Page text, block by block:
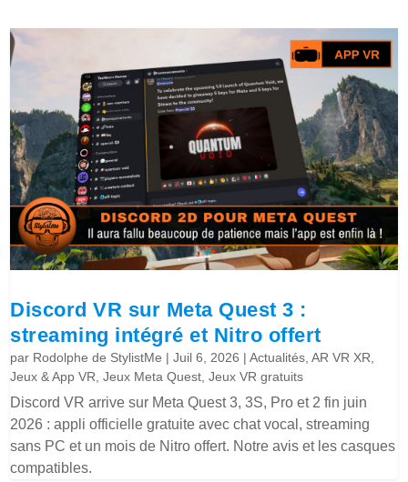
Discord VR sur Meta Quest 3 :
streaming intégré et Nitro offert
par Rodolphe de StylistMe |Juil 6, 2026 |Actualités,AR VR XR,
Jeux & App VR,Jeux Meta Quest,Jeux VR gratuits
Discord VR arrive sur Meta Quest 3, 3S, Pro et 2 fin juin
2026 : appli officielle gratuite avec chat vocal, streaming
sans PC et un mois de Nitro offert. Notre avis et les casques
compatibles.